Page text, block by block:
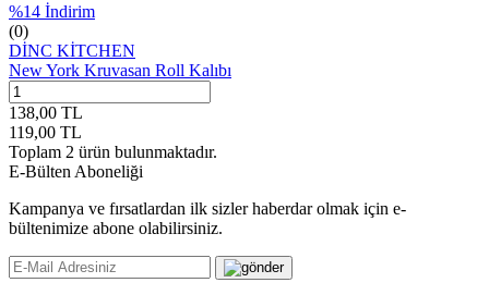
%14 İndirim
(0)
DİNC KİTCHEN
New York Kruvasan Roll Kalıbı
138,00 TL
119,00 TL
Toplam 2 ürün bulunmaktadır.
E-Bülten Aboneliği
Kampanya ve fırsatlardan ilk sizler haberdar olmak için e-
bültenimize abone olabilirsiniz.